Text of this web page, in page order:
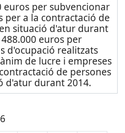
euros per subvencionar
per a la contractació de
situació d'atur durant
euros per
d'ocupació realitzats
de lucre i empreses
de persones
d'atur durant 2014.